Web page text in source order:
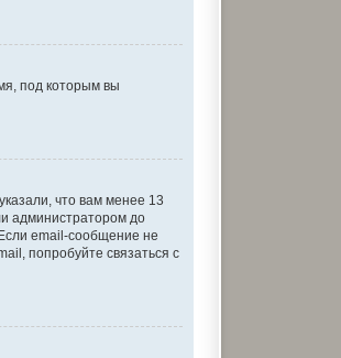
под которым вы
что вам менее 13
администратором до
email-сообщение не
попробуйте связаться с